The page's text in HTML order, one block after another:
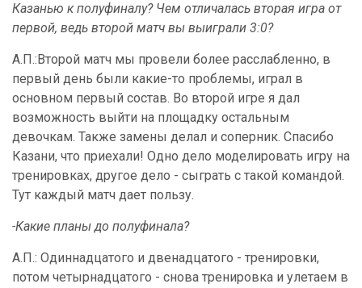
Казанью к полуфиналу? Чем отличалась вторая игра от
первой, ведь второй матч вы выиграли 3:0?
А.П.:Второй матч мы провели более расслабленно, в
первый день были какие-то проблемы, играл в
основном первый состав. Во второй игре я дал
возможность выйти на площадку остальным
девочкам. Также замены делал и соперник. Спасибо
Казани, что приехали! Одно дело моделировать игру на
тренировках, другое дело - сыграть с такой командой.
Тут каждый матч дает пользу.
-Какие планы до полуфинала?
А.П.: Одиннадцатого и двенадцатого - тренировки,
потом четырнадцатого - снова тренировка и улетаем в